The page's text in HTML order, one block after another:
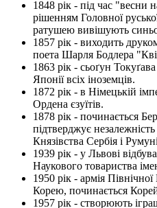
1848 рік - під час "весни
рішенням Головної
ратушею вивішують
1857 рік - виходить
поета Шарля Бодлера
1863 рік - сьоґун
Японії всіх іноземців.
1872 рік - в Німецькій
Ордена єзуїтів.
1878 рік - починається
підтверджує
Князівства Сербія і
1939 рік - у Львові
Наукового товариства
1950 рік - армія
Корею, починається
1957 рік - створюють